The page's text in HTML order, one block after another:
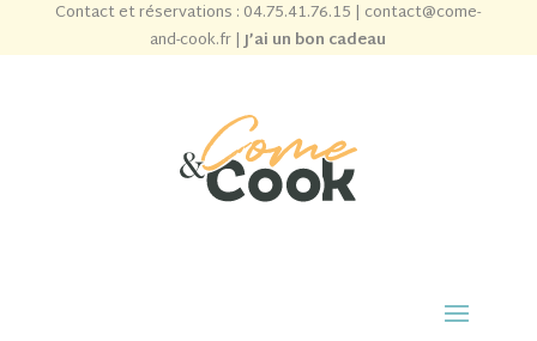
Contact et réservations : 04.75.41.76.15 | contact@come-
and-cook.fr|J’ai un bon cadeau